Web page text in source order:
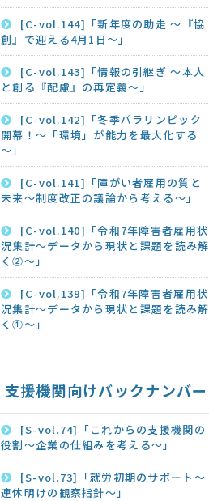
[C-vol.144]「新年度の助走 ～『協
創』で迎える4月1日～」
[C-vol.143]「情報の引継ぎ ～本人
と創る『配慮』の再定義～」
[C-vol.142]「冬季パラリンピック
開幕！～「環境」が能力を最大化する
～」
[C-vol.141]「障がい者雇用の質と
未来～制度改正の議論から考える～」
[C-vol.140]「令和7年障害者雇用状
況集計～データから現状と課題を読み解
く②～」
[C-vol.139]「令和7年障害者雇用状
況集計～データから現状と課題を読み解
く①～」
支援機関向けバックナンバー
[S-vol.74]「これからの支援機関の
役割～企業の仕組みを考える～」
[S-vol.73]「就労初期のサポート～
連休明けの観察指針～」